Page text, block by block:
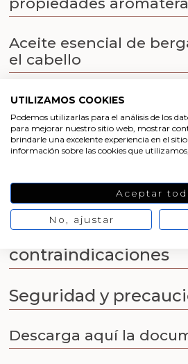
Aceite esencial de
el cabello
Aceite esencial de
Aceite esencial de
la piel
Bergamota aceite
Aceite esencial de
contraindicaciones
Seguridad y
Descarga aquí la
Aceites y Mantecas
Aceites Esenciales
UTILIZAMOS COOKIES
Podemos utilizarlas para el análisis de los
para mejorar nuestro sitio web, mostrar
brindarle una excelente experiencia en el
información sobre las cookies que
Aceptar
No, ajustar